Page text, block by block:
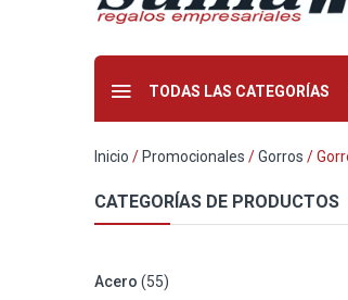
TODAS LAS CATEGORÍAS
Inicio /Promocionales /Gorros /
CATEGORÍAS DE PRODUCTOS
Acero (55)